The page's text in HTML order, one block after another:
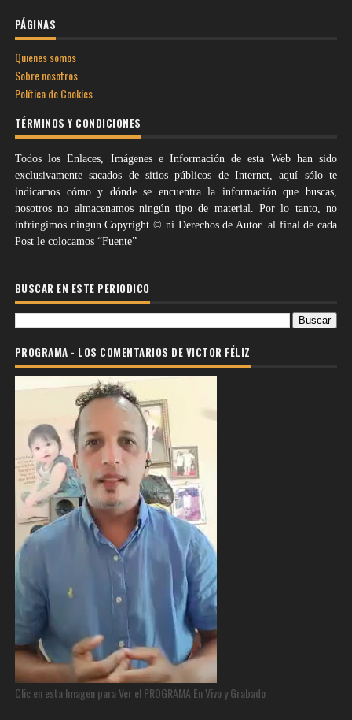
PÁGINAS
Quienes somos
Sobre nosotros
Política de Cookies
TÉRMINOS Y CONDICIONES
Todos los Enlaces, Imágenes e Información de esta Web han sido
exclusivamente sacados de sitios públicos de Internet, aquí sólo te
indicamos cómo y dónde se encuentra la información que buscas,
nosotros no almacenamos ningún tipo de material. Por lo tanto, no
infringimos ningún Copyright © ni Derechos de Autor. al final de cada
Post le colocamos “Fuente”
BUSCAR EN ESTE PERIODICO
PROGRAMA - LOS COMENTARIOS DE VICTOR FÉLIZ
Clic en esta Imagen para Ver el PROGRAMA En Vivo y Grabado